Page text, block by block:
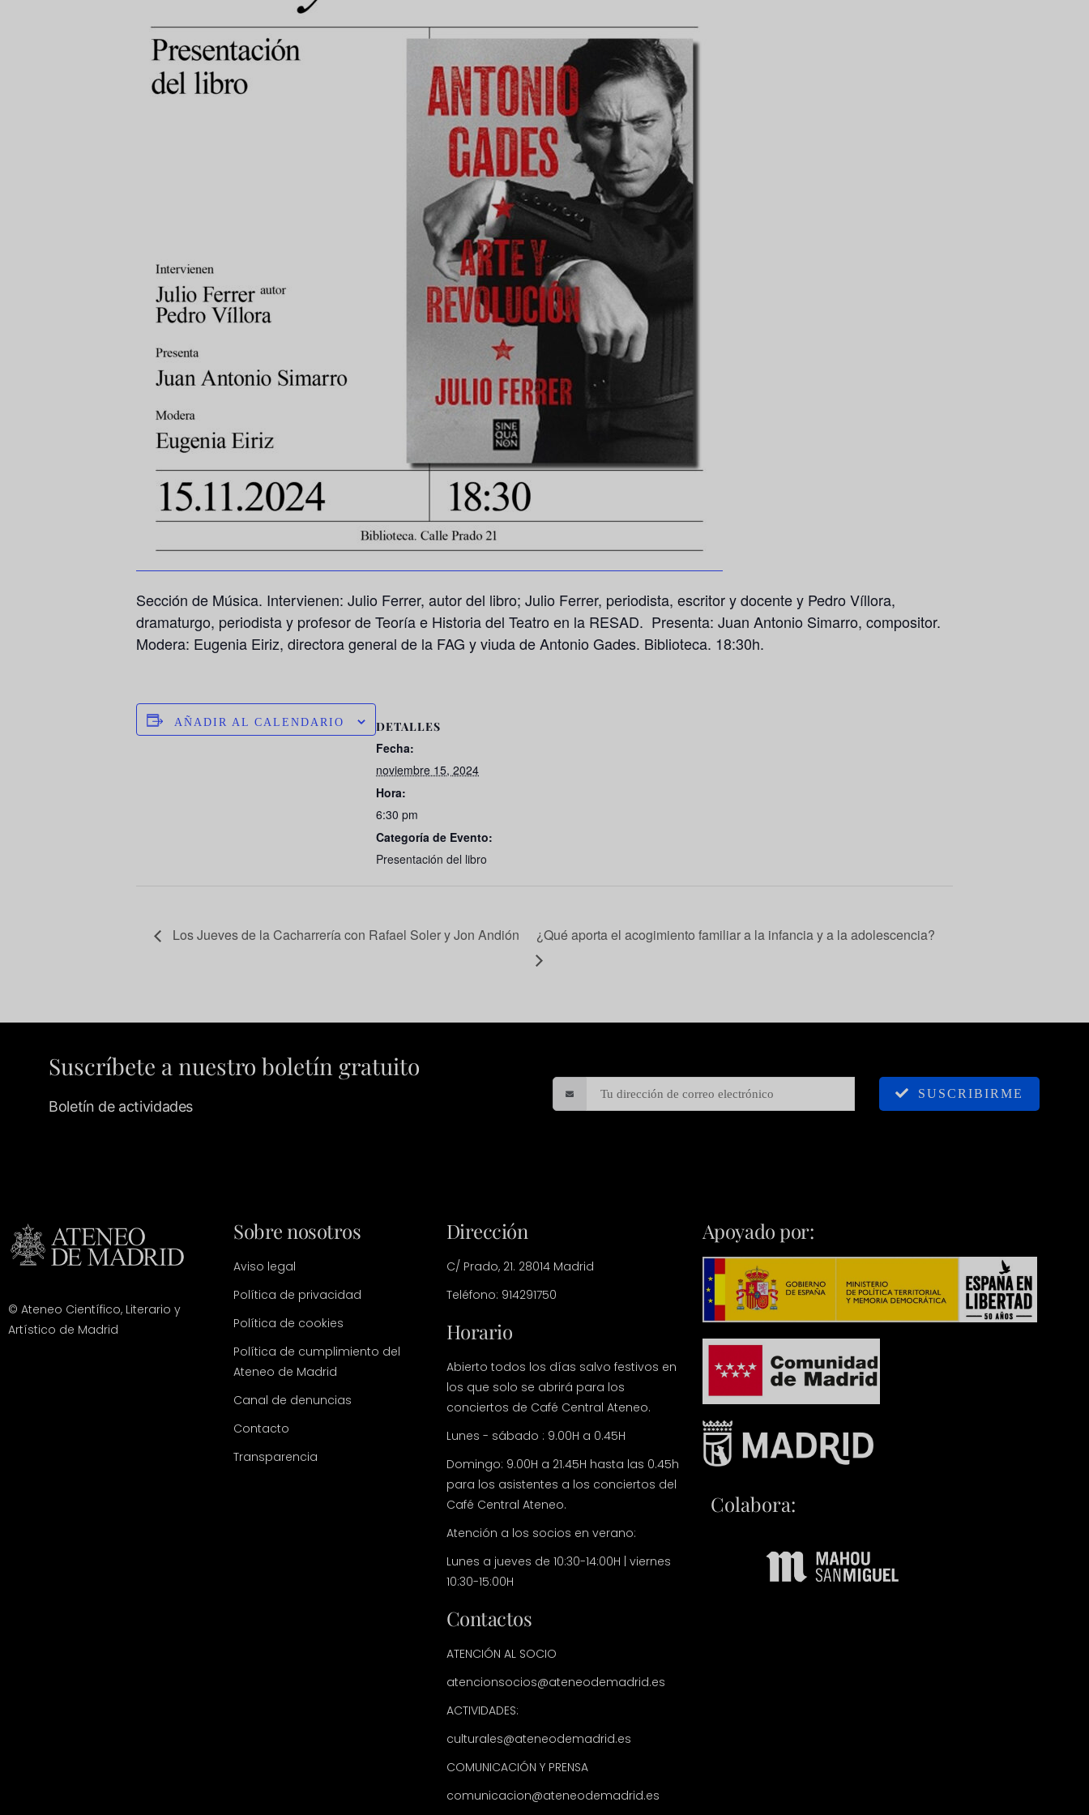
Sección de Música. Intervienen: Julio Ferrer, autor del libro; Julio Ferrer, periodista, escritor y docente y Pedro Víllora,
dramaturgo, periodista y profesor de Teoría e Historia del Teatro en la RESAD. Presenta: Juan Antonio Simarro, compositor.
Modera: Eugenia Eiriz, directora general de la FAG y viuda de Antonio Gades. Biblioteca. 18:30h.
AÑADIR AL CALENDARIO DETALLES
Fecha:
noviembre 15, 2024
Hora:
6:30 pm
Categoría de Evento:
Presentación del libro
Los Jueves de la Cacharrería con Rafael Soler y Jon Andión ¿Qué aporta el acogimiento familiar a la infancia y a la adolescencia?
Suscríbete a nuestro boletín gratuito
Boletín de actividades
SUSCRIBIRME
© Ateneo Científico, Literario y
Artístico de Madrid
Sobre nosotros
Aviso legal
Política de privacidad
Política de cookies
Política de cumplimiento del
Ateneo de Madrid
Canal de denuncias
Contacto
Transparencia
Dirección
C/ Prado, 21. 28014 Madrid
Teléfono: 914291750
Horario
Abierto todos los días salvo festivos en
los que solo se abrirá para los
conciertos de Café Central Ateneo.
Lunes - sábado : 9.00H a 0.45H
Domingo: 9.00H a 21.45H hasta las 0.45h
para los asistentes a los conciertos del
Café Central Ateneo.
Atención a los socios en verano:
Lunes a jueves de 10:30-14:00H | viernes
10:30-15:00H
Contactos
ATENCIÓN AL SOCIO
atencionsocios@ateneodemadrid.es
ACTIVIDADES:
culturales@ateneodemadrid.es
COMUNICACIÓN Y PRENSA
comunicacion@ateneodemadrid.es
Apoyado por:
Colabora: